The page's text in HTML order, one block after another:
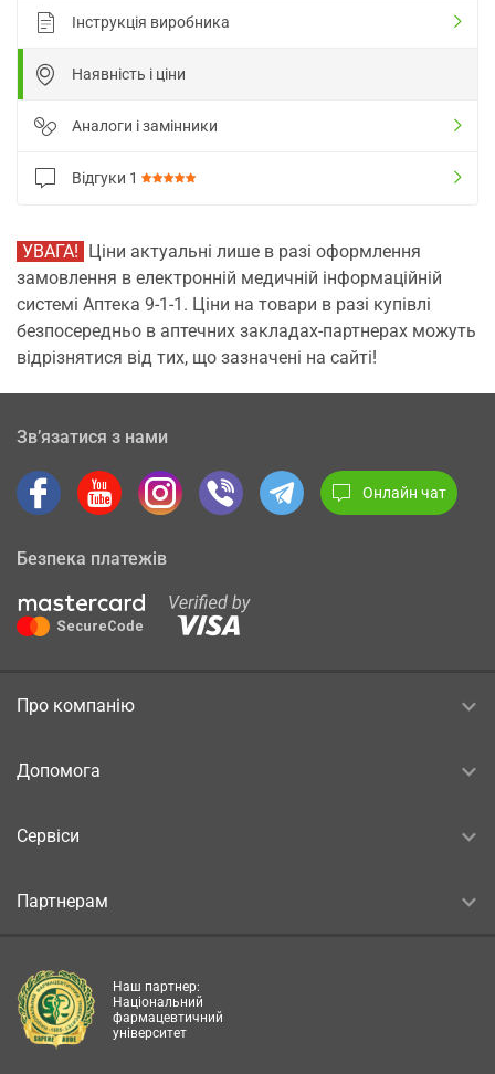
Інструкція виробника
Наявність і ціни
Аналоги і замінники
Відгуки 1
УВАГА! Ціни актуальні лише в разі оформлення
замовлення в електронній медичній інформаційній
системі Аптека 9-1-1. Ціни на товари в разі купівлі
безпосередньо в аптечних закладах-партнерах можуть
відрізнятися від тих, що зазначені на сайті!
Зв’язатися з нами
Онлайн чат
Безпека платежів
Про компанію
Допомога
Сервіси
Партнерам
Наш партнер:
Національний
фармацевтичний
університет